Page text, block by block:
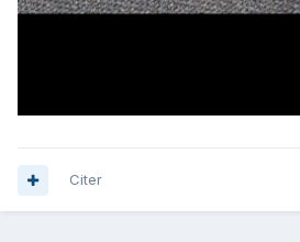
Citer